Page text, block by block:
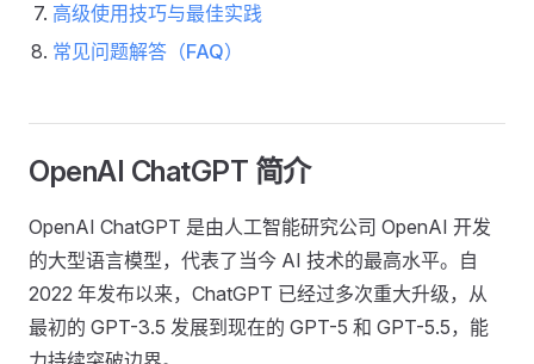
高级使用技巧与最佳实践
常见问题解答（FAQ）
OpenAI ChatGPT 简介
OpenAI ChatGPT 是由人工智能研究公司 OpenAI 开发
的大型语言模型，代表了当今 AI 技术的最高水平。自
2022 年发布以来，ChatGPT 已经过多次重大升级，从
最初的 GPT-3.5 发展到现在的 GPT-5 和 GPT-5.5，能